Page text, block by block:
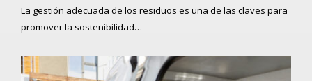
La gestión adecuada de los residuos es una de las claves para
promover la sostenibilidad…